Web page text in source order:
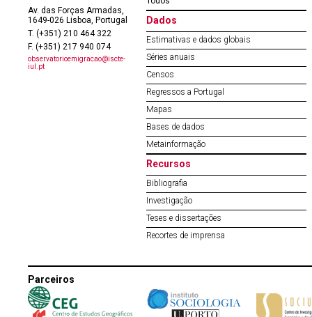
Av. das Forças Armadas,
1649-026 Lisboa, Portugal
T. (+351) 210 464 322
F. (+351) 217 940 074
observatorioemigracao@iscte-
iul.pt
Dados
Estimativas e dados globais
Séries anuais
Censos
Regressos a Portugal
Mapas
Bases de dados
Metainformação
Recursos
Bibliografia
Investigação
Teses e dissertações
Recortes de imprensa
Parceiros